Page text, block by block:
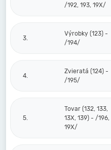
/192, 193, 19X/
3.
Výrobky (123) -
/194/
4.
Zvieratá (124) -
/195/
5.
Tovar (132, 133,
13X, 139) - /196,
19X/